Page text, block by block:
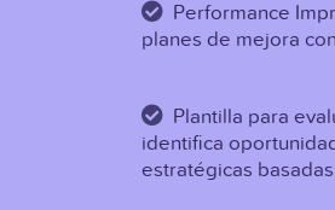
Performance
planes de mejora
Plantilla para
identifica
estratégicas